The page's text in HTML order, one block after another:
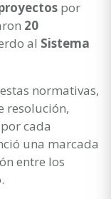
por
20
al Sistema
normativas,
resolución,
cada
una marcada
entre los